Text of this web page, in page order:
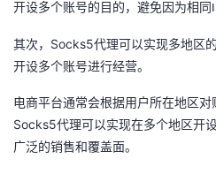
坛
圈
子
的
直
我
的
我
开设多个账号的目的，避免因为相同
其次， Socks5代理可以实现多地区
开设多个账号进行经营。
电商平台通常会根据用户所在地区
Socks5代理可以实现在多个地区开
广泛的销售和覆盖面。